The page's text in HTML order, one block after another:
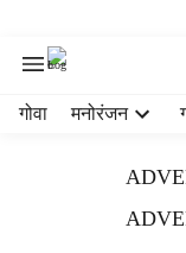
गोवा मनोरंजन